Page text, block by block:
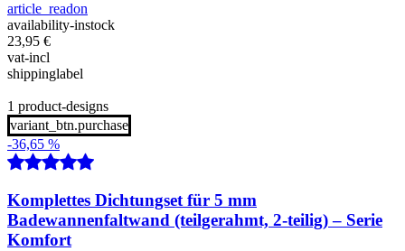
article_readon
availability-instock
23,95 €
vat-incl
shippinglabel
1 product-designs
variant_btn.purchase
-36,65 %
Komplettes Dichtungset für 5 mm
Badewannenfaltwand (teilgerahmt, 2-teilig) – Serie
Komfort